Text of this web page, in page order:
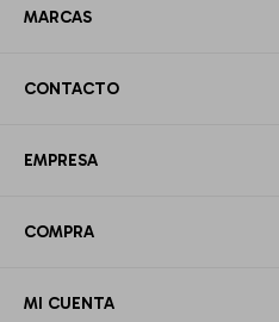
MARCAS
CONTACTO
EMPRESA
COMPRA
MI CUENTA